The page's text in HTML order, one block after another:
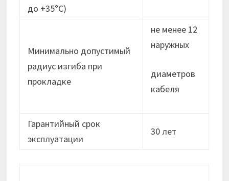
до +35°С)
Минимально допустимый
радиус изгиба при
прокладке
не менее 12
наружных
диаметров
кабеля
Гарантийный срок
эксплуатации
30 лет